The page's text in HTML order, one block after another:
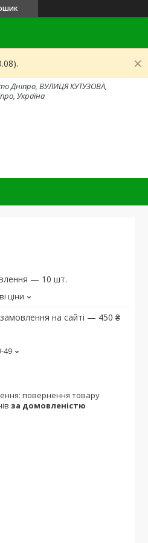
Дніпро, ВУЛИЦЯ КУТУЗОВА,
Україна
— 10 шт.
ціни
на сайті — 450 ₴
49
повернення товару
за домовленістю